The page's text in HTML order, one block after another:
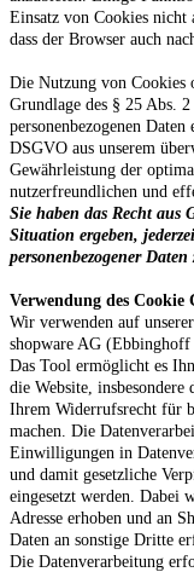
Einsatz von Cookies nicht
dass der Browser auch
Die Nutzung von Cookies
Grundlage des § 25 Abs.
personenbezogenen
DSGVO aus unserem
Gewährleistung der
nutzerfreundlichen und
Sie haben das Recht aus
Situation ergeben,
personenbezogener
Verwendung des Cookie
Wir verwenden auf
shopware AG (Ebbinghoff
Das Tool ermöglicht es
die Website, insbesondere
Ihrem Widerrufsrecht für
machen. Die
Einwilligungen in
und damit gesetzliche
eingesetzt werden. Dabei
Adresse erhoben und an
Daten an sonstige Dritte
Die Datenverarbeitung